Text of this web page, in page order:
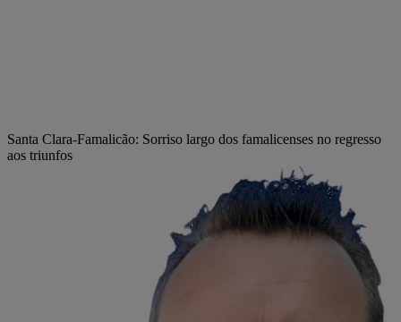
Santa Clara-Famalicão: Sorriso largo dos famalicenses no regresso
aos triunfos